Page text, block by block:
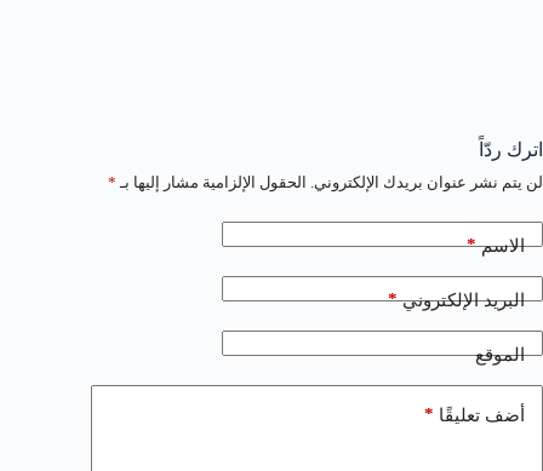
اترك ردّاً
لن يتم نشر عنوان بريدك الإلكتروني. الحقول الإلزامية مشار إليها بـ *
الاسم*
البريد الإلكتروني*
الموقع
أضف تعليقًا *